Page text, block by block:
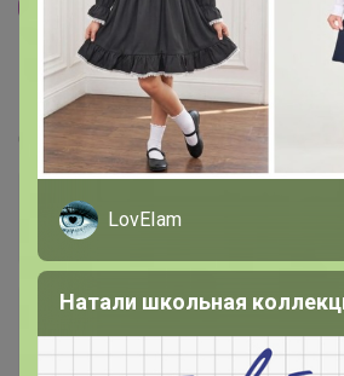
5.0 912.6K
СИМА-ЛЕНД. ИГРУШКИ по
ОПТА!
Стоп 10 августа
LovEIam
Натали школьная